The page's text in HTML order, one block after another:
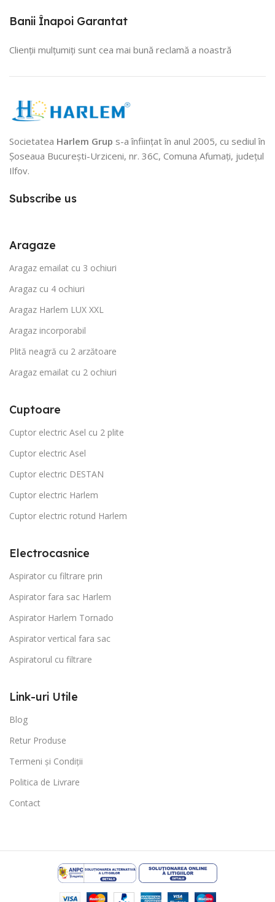
Banii Înapoi Garantat
Clienții mulțumiți sunt cea mai bună reclamă a noastră
Societatea Harlem Grup s-a înființat în anul 2005, cu sediul în
Șoseaua București-Urziceni, nr. 36C, Comuna Afumați, județul
Ilfov.
Subscribe us
Aragaze
Aragaz emailat cu 3 ochiuri
Aragaz cu 4 ochiuri
Aragaz Harlem LUX XXL
Aragaz incorporabil
Plită neagră cu 2 arzătoare
Aragaz emailat cu 2 ochiuri
Cuptoare
Cuptor electric Asel cu 2 plite
Cuptor electric Asel
Cuptor electric DESTAN
Cuptor electric Harlem
Cuptor electric rotund Harlem
Electrocasnice
Aspirator cu filtrare prin
Aspirator fara sac Harlem
Aspirator Harlem Tornado
Aspirator vertical fara sac
Aspiratorul cu filtrare
Link-uri Utile
Blog
Retur Produse
Termeni și Condiții
Politica de Livrare
Contact